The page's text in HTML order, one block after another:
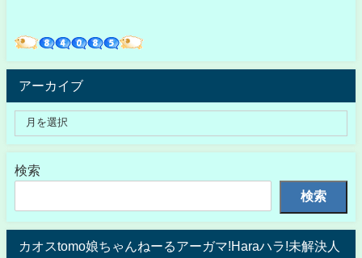
アーカイブ
検索
検索
カオスtomo娘ちゃんねーるアーガマ!Haraハラ!未解決人